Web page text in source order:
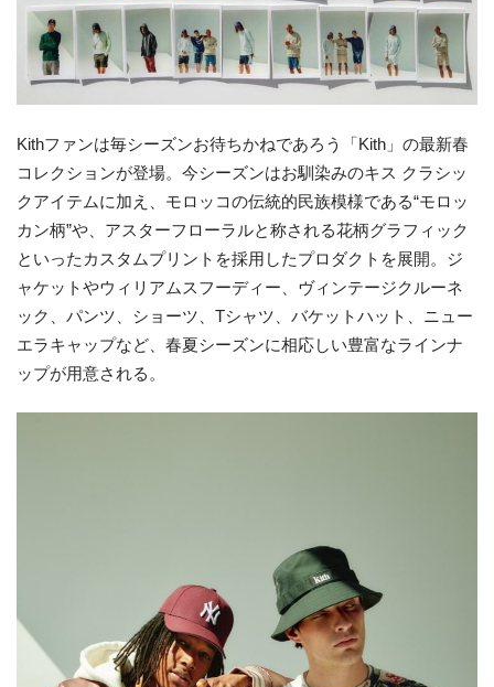
Kithファンは毎シーズンお待ちかねであろう「Kith」の最新春
コレクションが登場。今シーズンはお馴染みのキス クラシッ
クアイテムに加え、モロッコの伝統的民族模様である“モロッ
カン柄”や、アスターフローラルと称される花柄グラフィック
といったカスタムプリントを採用したプロダクトを展開。ジ
ャケットやウィリアムスフーディー、ヴィンテージクルーネ
ック、パンツ、ショーツ、Tシャツ、バケットハット、ニュー
エラキャップなど、春夏シーズンに相応しい豊富なラインナ
ップが用意される。